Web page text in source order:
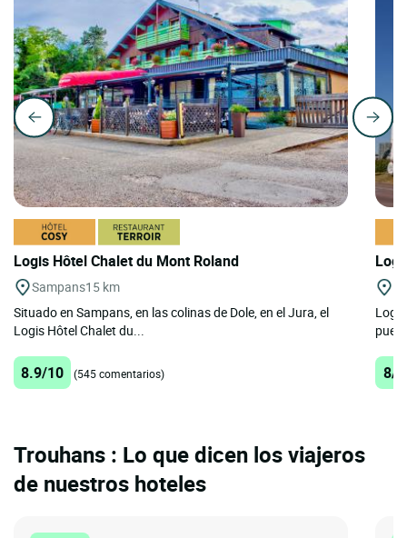
Logis Hôtel Chalet du Mont Roland
Sampans15 km
Situado en Sampans, en las colinas de Dole, en el Jura, el
Logis Hôtel Chalet du...
8.9/10 (545 comentarios) 8/
Trouhans : Lo que dicen los viajeros
de nuestros hoteles